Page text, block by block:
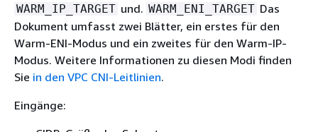
WARM_IP_TARGET und. WARM_ENI_TARGET Das
Dokument umfasst zwei Blätter, ein erstes für den
Warm-ENI-Modus und ein zweites für den Warm-IP-
Modus. Weitere Informationen zu diesen Modi finden
Sie in den VPC CNI-Leitlinien.
Eingänge: